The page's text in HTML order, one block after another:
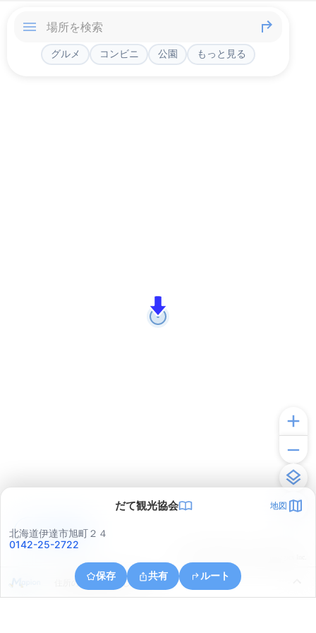
グルメ コンビニ 公園 もっと見る
だて観光協会 地図
北海道伊達市旭町２４
0142-25-2722
保存 共有 ルート
住所の取得に失敗しました
アプリで見る